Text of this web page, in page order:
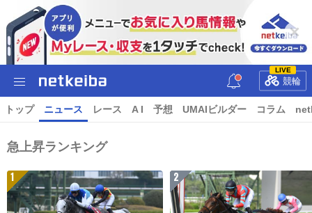
LIVE
競輪
トップ ニュース レース A I 予想 UMAIビルダー コラム
急上昇ランキング
1 2